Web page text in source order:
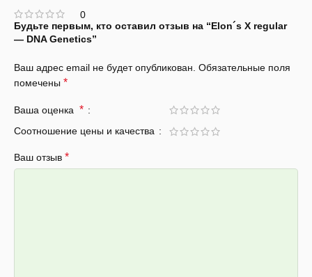
0
Будьте первым, кто оставил отзыв на “Elon´s X regular
— DNA Genetics”
Ваш адрес email не будет опубликован. Обязательные поля
помечены *
Ваша оценка *
Соотношение цены и качества
Ваш отзыв *